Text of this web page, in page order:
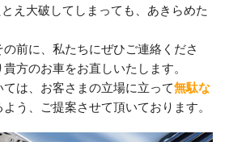
え大破してしまっても、あきらめた
前に、私たちにぜひご連絡くださ
方のお車をお直しいたします。
は、お客さまの立場に立って無駄な
よう、ご提案させて頂いております。